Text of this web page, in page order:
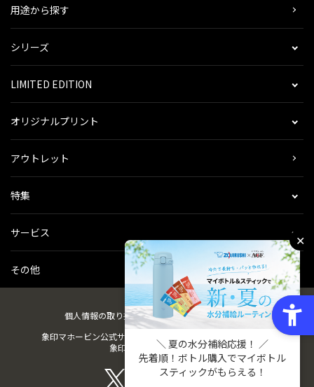
用途から探す
シリーズ
LIMITED EDITION
オリジナルプリント
アウトレット
特集
サービス
その他
個人情報の取り扱い会社概要ご利用規約会員規約
象印マホービン公式サイト
象印パーツダイレクト
✕
＼ 夏の水分補給応援！ ／
先着順！ボトル購入でマイボトル
スティックがもらえる！